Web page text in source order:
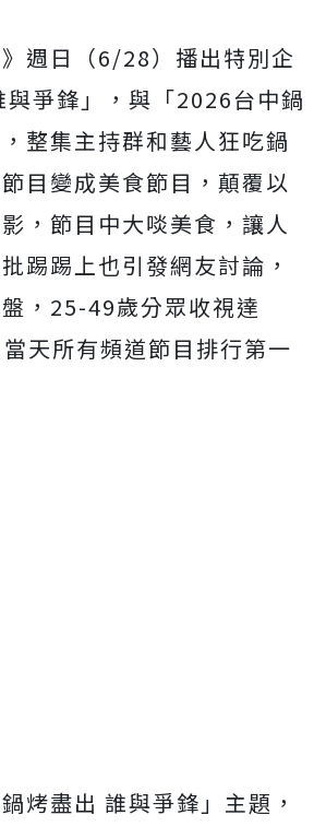
週日（6/28）播出特別企
爭鋒」，與「2026台中鍋
整集主持群和藝人狂吃鍋
目變成美食節目， 顛覆以
，節目中大啖美食，讓人
批踢踢上也引發網友討論，
， 25-49歲分眾收視達
當天所有頻道節目排行第一
烤盡出 誰與爭鋒」主題，